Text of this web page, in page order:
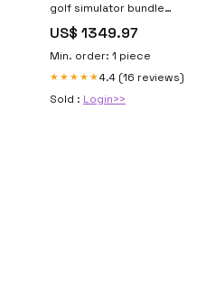
golf simulator bundle
US$ 1349.97
Min. order: 1 piece
★★★★★4.4 (16 reviews)
Sold : Login>>